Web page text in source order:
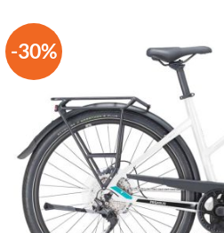
-30%